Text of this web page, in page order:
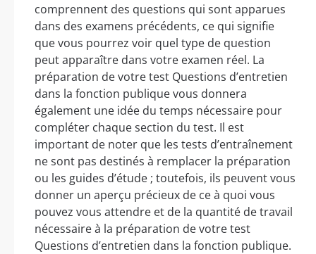
comprennent des questions qui sont apparues
dans des examens précédents, ce qui signifie
que vous pourrez voir quel type de question
peut apparaître dans votre examen réel. La
préparation de votre test Questions d’entretien
dans la fonction publique vous donnera
également une idée du temps nécessaire pour
compléter chaque section du test. Il est
important de noter que les tests d’entraînement
ne sont pas destinés à remplacer la préparation
ou les guides d’étude ; toutefois, ils peuvent vous
donner un aperçu précieux de ce à quoi vous
pouvez vous attendre et de la quantité de travail
nécessaire à la préparation de votre test
Questions d’entretien dans la fonction publique.